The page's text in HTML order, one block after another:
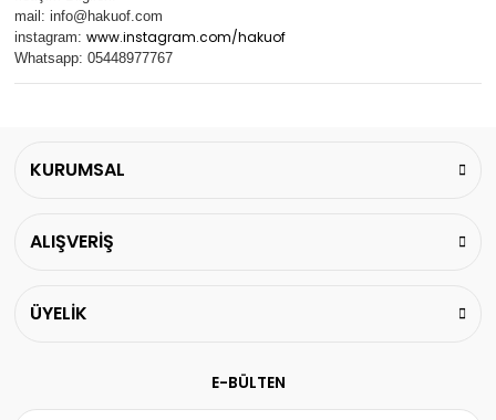
mail: info@hakuof.com
instagram: www.instagram.com/hakuof
Whatsapp: 05448977767
KURUMSAL
ALIŞVERİŞ
ÜYELİK
E-BÜLTEN